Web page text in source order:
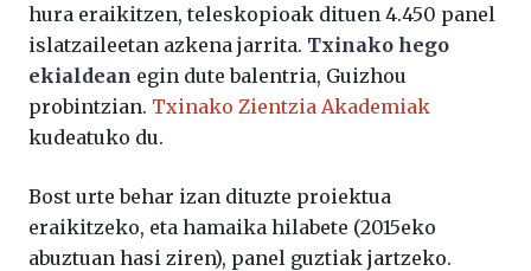
hura eraikitzen, teleskopioak dituen 4.450 panel
islatzaileetan azkena jarrita. Txinako hego
ekialdean egin dute balentria, Guizhou
probintzian. Txinako Zientzia Akademiak
kudeatuko du.
Bost urte behar izan dituzte proiektua
eraikitzeko, eta hamaika hilabete (2015eko
abuztuan hasi ziren), panel guztiak jartzeko.